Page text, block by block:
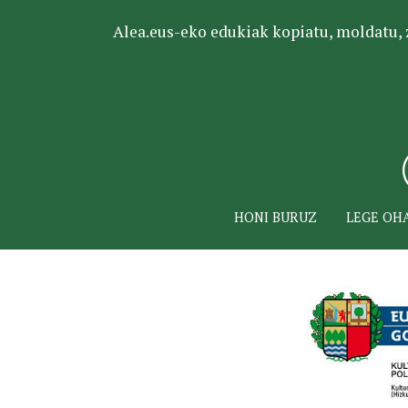
Alea.eus-eko edukiak kopiatu,
HONI BURUZ LEGE